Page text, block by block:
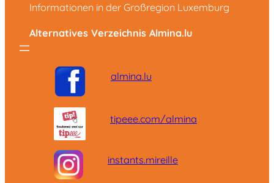
Informationen in der Großregion Luxemburg
Alternatives Verzeichnis Almina.lu
almina.lu
tipeee.com/almina
instants.mireille